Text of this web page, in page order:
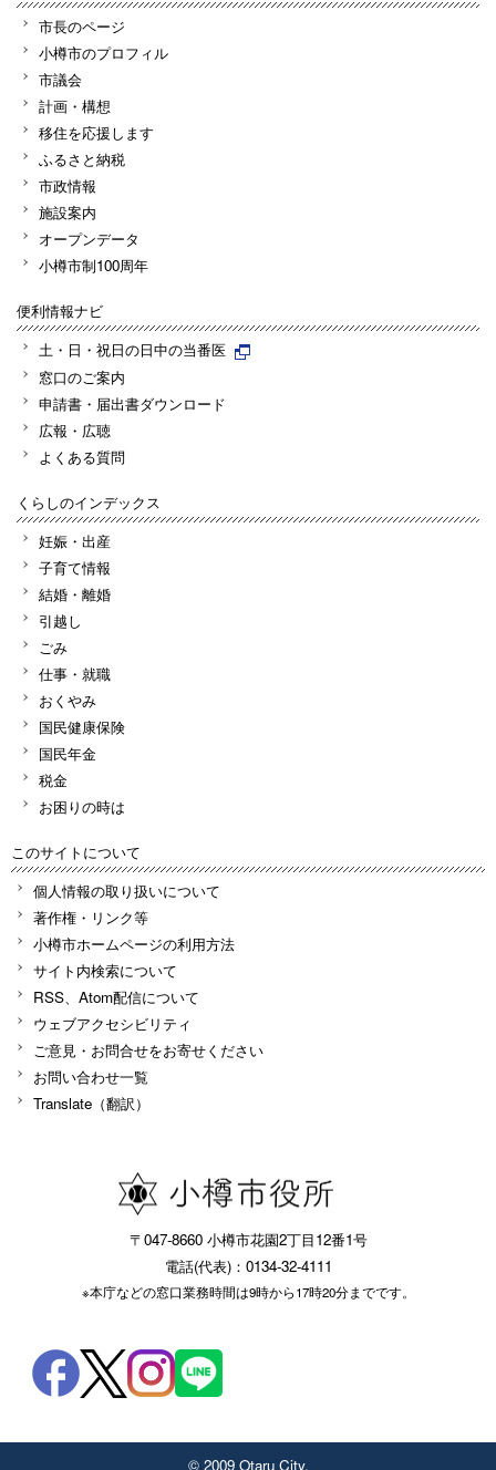
市長のページ
小樽市のプロフィル
市議会
計画・構想
移住を応援します
ふるさと納税
市政情報
施設案内
オープンデータ
小樽市制100周年
便利情報ナビ
土・日・祝日の日中の当番医
窓口のご案内
申請書・届出書ダウンロード
広報・広聴
よくある質問
くらしのインデックス
妊娠・出産
子育て情報
結婚・離婚
引越し
ごみ
仕事・就職
おくやみ
国民健康保険
国民年金
税金
お困りの時は
このサイトについて
個人情報の取り扱いについて
著作権・リンク等
小樽市ホームページの利用方法
サイト内検索について
RSS、Atom配信について
ウェブアクセシビリティ
ご意見・お問合せをお寄せください
お問い合わせ一覧
Translate（翻訳）
〒047-8660 小樽市花園2丁目12番1号
電話(代表)：0134-32-4111
※本庁などの窓口業務時間は9時から17時20分までです。
© 2009 Otaru City.